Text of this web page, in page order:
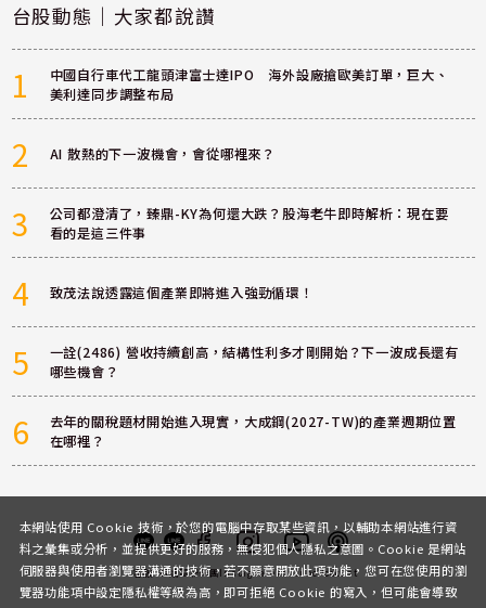
台股動態｜大家都說讚
1
中國自行車代工龍頭津富士達IPO 海外設廠搶歐美訂單，巨大、
美利達同步調整布局
2 AI 散熱的下一波機會，會從哪裡來？
3
公司都澄清了，臻鼎-KY為何還大跌？股海老牛即時解析：現在要
看的是這三件事
4 致茂法說透露這個產業即將進入強勁循環！
5
一詮(2486) 營收持續創高，結構性利多才剛開始？下一波成長還有
哪些機會？
6
去年的關稅題材開始進入現實，大成鋼(2027-TW)的產業週期位置
在哪裡？
客服 討論區粉絲團InstagramYoutubePodcast
本網站使用 Cookie 技術，於您的電腦中存取某些資訊，以輔助本網站進行資
料之彙集或分析，並提供更好的服務，無侵犯個人隱私之意圖。Cookie 是網站
伺服器與使用者瀏覽器溝通的技術，若不願意開放此項功能，您可在您使用的瀏
覽器功能項中設定隱私權等級為高，即可拒絕 Cookie 的寫入，但可能會導致